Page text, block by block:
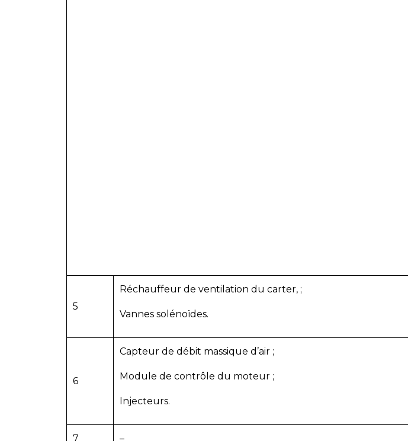
5
Réchauffeur de ventilation du carter, ;
Vannes solénoïdes.
6
Capteur de débit massique d’air ;
Module de contrôle du moteur ;
Injecteurs.
7 –